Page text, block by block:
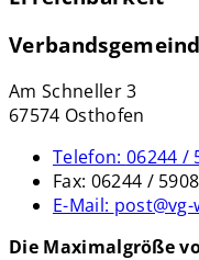
Am Schneller 3
67574 Osthofen
Telefon: 06244 /
Fax: 06244 /
E-Mail:
Die Maximalgröße